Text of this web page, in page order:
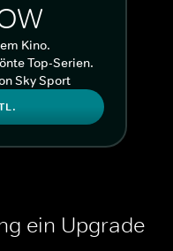
Kino.
Top-Serien.
Sky Sport
ein Upgrade